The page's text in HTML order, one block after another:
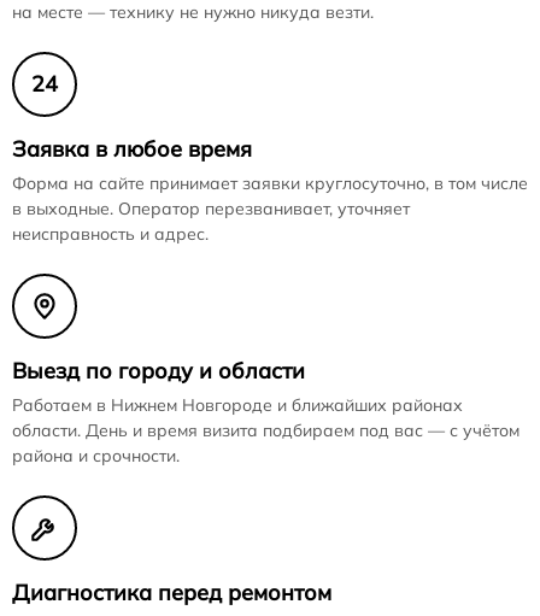
на месте — технику не нужно никуда везти.
24
Заявка в любое время
Форма на сайте принимает заявки круглосуточно, в том числе
в выходные. Оператор перезванивает, уточняет
неисправность и адрес.
Выезд по городу и области
Работаем в Нижнем Новгороде и ближайших районах
области. День и время визита подбираем под вас — с учётом
района и срочности.
Диагностика перед ремонтом